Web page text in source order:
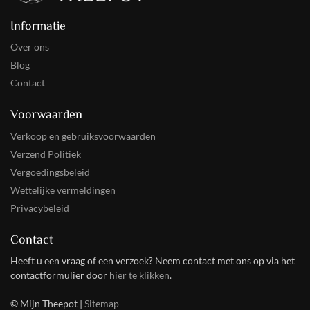
proefervaring. Loose tea caddies zijn gemaakt van stevig
materiaal en bieden extra bescherming tegen licht, vocht en
losse thee bieden extra compartimenten
De theezakjes bus
De theezakjesdoos is een must voor elke theeliefhebber. Of
het nu is voor een theekransje, een bijeenkomst van
geweldige manier om je favoriete theezakjes mee te nemen,
waar je ook heen gaat. De theezakjesdoos heeft een stevige
en duurzame constructie, die een lange levensduur
intact, terwijl het buitenmateriaal de dozen beschermt
middelgroot, groot
Informatie
Over ons
Blog
Contact
Voorwaarden
Verkoop en gebruiksvoorwaarden
Verzend Politiek
Vergoedingsbeleid
Wettelijke vermeldingen
Privacybeleid
Contact
Heeft u een vraag of een verzoek? Neem contact met ons op via het
contactformulier door hier te klikken.
© Mijn Theepot | Sitemap